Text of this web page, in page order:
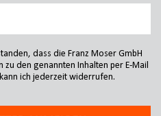
dass die Franz Moser GmbH
den genannten Inhalten per E-Mail
ich jederzeit widerrufen.